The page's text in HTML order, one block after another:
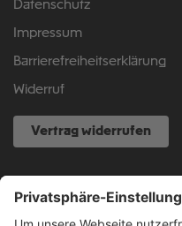
Datenschutz
Impressum
Barrierefreiheitserklärung
Widerruf
Vertrag widerrufen
NOCH FRAGEN?